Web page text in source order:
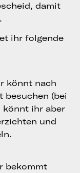
damit
ihr folgende
könnt nach
besuchen (bei
könnt ihr aber
und
bekommt